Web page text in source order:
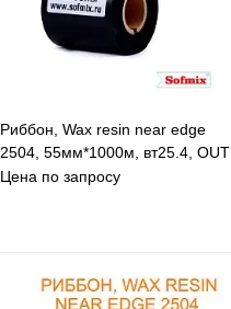
Риббон, Wax resin near edge
2504, 55мм*1000м, вт25.4, OUT
Цена по запросу
В избранное